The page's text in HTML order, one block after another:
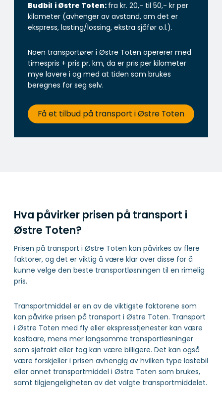
Budbil i Østre Toten: fra kr. 20,- til 50,- kr per
kilometer (avhenger av avstand, om det er
ekspress, lasting/lossing, ekstra sjåfør o.l.).
Noen transportører i Østre Toten opererer med
timespris + pris pr. km, da er pris per kilometer
mye lavere i og med at tiden som brukes
beregnes for seg selv.
Få et tilbud på transport i Østre Toten
Hva påvirker prisen på transport i
Østre Toten?
Prisen på transport i Østre Toten kan påvirkes av flere
faktorer, og det er viktig å være klar over disse for å
kunne velge den beste transportløsningen til en rimelig
pris.
Transportmiddel er en av de viktigste faktorene som
kan påvirke prisen på transport i Østre Toten. Transport
i Østre Toten med fly eller ekspresstjenester kan være
kostbare, mens mer langsomme transportløsninger
som sjøfrakt eller tog kan være billigere. Det kan også
være forskjeller i prisen avhengig av hvilken type lastebil
eller annet transportmiddel i Østre Toten som brukes,
samt tilgjengeligheten av det valgte transportmiddelet.